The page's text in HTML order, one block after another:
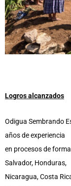
Logros alcanzados
Odigua Sembrando
años de experiencia
en procesos de
Salvador, Honduras,
Nicaragua, Costa